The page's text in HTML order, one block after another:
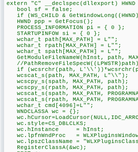
extern "C" __declspec(dllexport)
bool sf = false;
if (WS_CHILD &
HWND ppp = GetFocus();
PROCESS_INFORMATION pi = { 0 };
STARTUPINFOW si = { 0 };
wchar_t path[MAX_PATH] = L"";
wchar_t rpath[MAX_PATH] = L"";
wchar_t spath[MAX_PATH] = L"";
GetModuleFileNameW(hInst, path,
//
if (wcsrchr(path,
wcscat_s(path, MAX_PATH, L"\\");
wcscpy_s(spath, MAX_PATH, path);
wcscpy_s(rpath, MAX_PATH, path);
wcscat_s(spath, MAX_PATH,
wcscat_s(rpath, MAX_PATH,
wchar_t cmd[4096]=L"";
WNDCLASSA wc = {};
wc.style=CS_DBLCLKS;
wc.hInstance = hInst;
wc.lpfnWndProc =
wc.lpszClassName =
RegisterClassA(&wc);